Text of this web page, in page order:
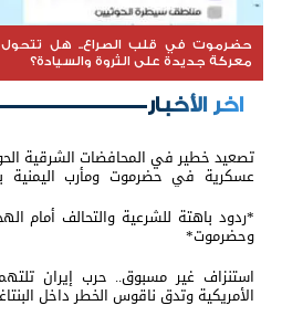
حضرموت في قلب الصراع.. هل تتحول
معركة جديدة على الثروة والسيادة؟
اخر الأخبار
تصعيد خطير في المحافضات الشرقية
عسكرية في حضرموت ومأرب اليمنية
*ردود باهتة للشرعية والتحالف أمام
وحضرموت*
استنزاف غير مسبوق.. حرب إيران
الأمريكية وتدق ناقوس الخطر داخل